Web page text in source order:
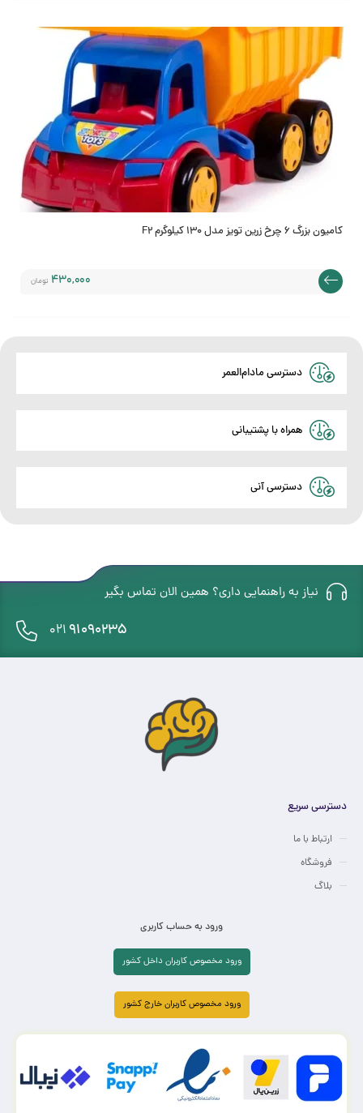
علاقه
مندی
کامیون بزرگ 6 چرخ زرین تویز مدل 130 کیلوگرم F2
430,000 تومان
دسترسی مادام‌العمر
همراه با پشتیبانی
دسترسی آنی
نیاز به راهنمایی داری؟ همین الان تماس بگیر
91090235
021
دسترسی سریع
ارتباط با ما
فروشگاه
بلاگ
ورود به حساب کاربری
ورود مخصوص کاربران داخل کشور
ورود مخصوص کاربران خارج کشور